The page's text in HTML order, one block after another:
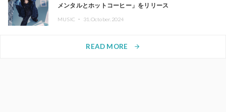
メンタルとホットコーヒー」をリリース
MUSIC ・ 31.October.2024
READ MORE arrow_forward